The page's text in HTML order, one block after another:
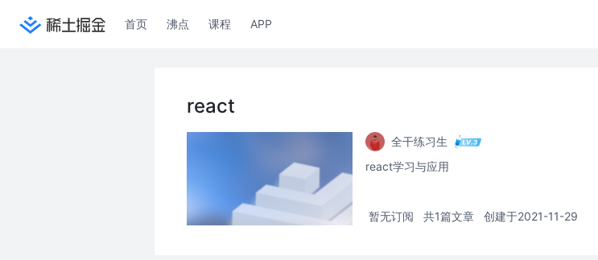
首页 沸点 课程 APP
react
全干练习生
react学习与应用
暂无订阅 共1篇文章 创建于2021-11-29